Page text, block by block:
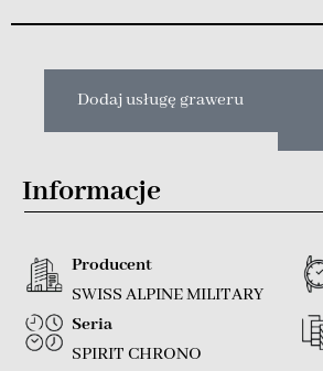
Dodaj usługę graweru
Informacje
Producent
SWISS ALPINE MILITARY
Seria
SPIRIT CHRONO